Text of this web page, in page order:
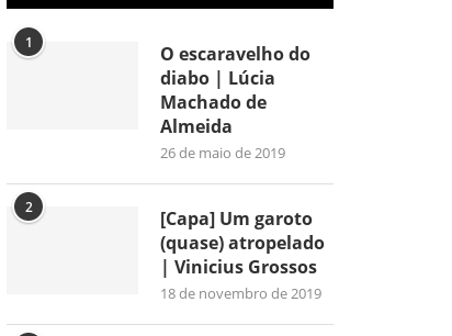
1
O escaravelho do
diabo | Lúcia
Machado de
Almeida
26 de maio de 2019
2
[Capa] Um garoto
(quase) atropelado
| Vinicius Grossos
18 de novembro de 2019